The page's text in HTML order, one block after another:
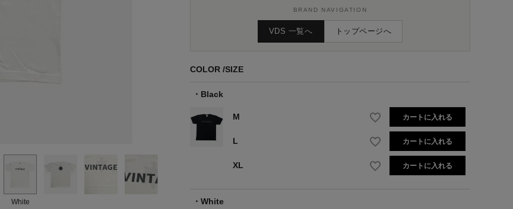
White
BRAND NAVIGATION
VDS 一覧へ トップページへ
COLOR SIZE
Black
M カートに入れる
L カートに入れる
XL カートに入れる
White